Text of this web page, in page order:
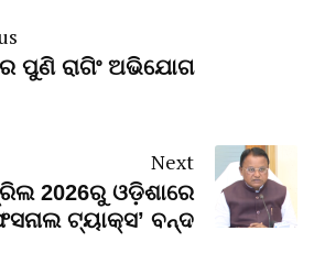
ପୁଣି ରାଗିଂ ଅଭିଯୋଗ
Next
2026ରୁ ଓଡ଼ିଶାରେ
ଟ୍ୟାକ୍ସ’ ବନ୍ଦ